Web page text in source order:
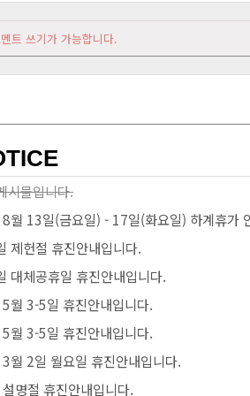
트 쓰기가 가능합니다.
시물입니다.
월 13일(금요일) - 17일(화요일) 하계휴가
제헌절 휴진안내입니다.
대체공휴일 휴진안내입니다.
월 3-5일 휴진안내입니다.
월 3-5일 휴진안내입니다.
월 2일 월요일 휴진안내입니다.
명절 휴진안내입니다.